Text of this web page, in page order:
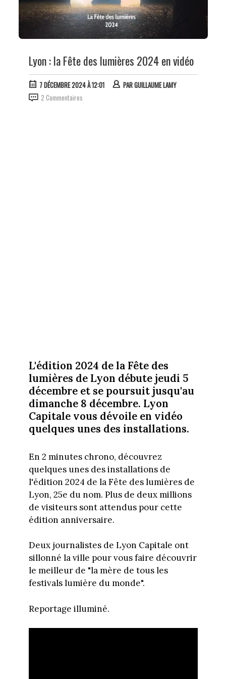
Lyon : la Fête des lumières 2024 en vidéo
7 DÉCEMBRE 2024 À 12:01 PARGUILLAUME LAMY
2 Commentaires
L'édition 2024 de la Fête des
lumières de Lyon débute jeudi 5
décembre et se poursuit jusqu'au
dimanche 8 décembre. Lyon
Capitale vous dévoile en vidéo
quelques unes des installations.
En 2 minutes chrono, découvrez
quelques unes des installations de
l'édition 2024 de la Fête des lumières de
Lyon, 25e du nom. Plus de deux millions
de visiteurs sont attendus pour cette
édition anniversaire.
Deux journalistes de Lyon Capitale ont
sillonné la ville pour vous faire découvrir
le meilleur de "la mère de tous les
festivals lumière du monde".
Reportage illuminé.